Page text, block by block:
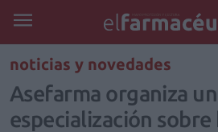
REGÍSTRATE
noticias y novedades
Asefarma organiza
especialización